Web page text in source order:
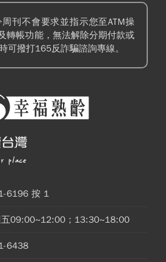
周刊不會要求並指示您至ATM操
轉帳功能，無法解除分期付款或
可撥打165反詐騙諮詢專線。
6196 按 1
五09:00~12:00；13:30~18:00
6438